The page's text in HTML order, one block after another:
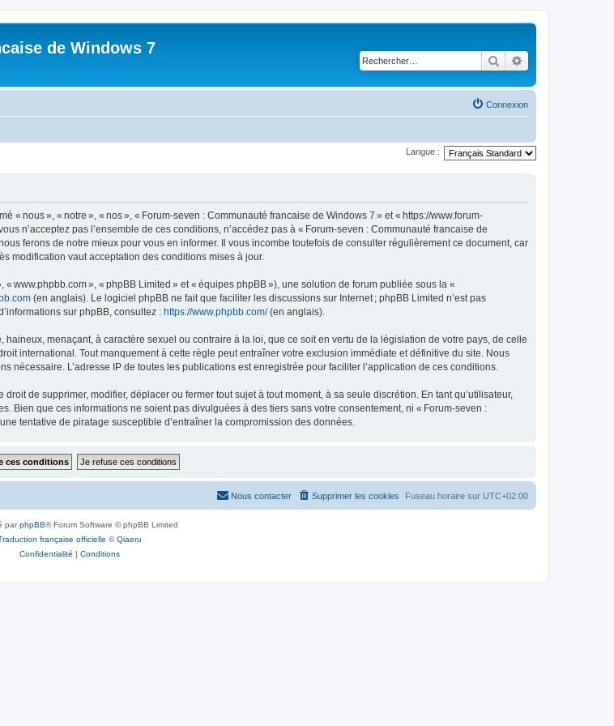
de Windows 7
Rechercher
Connexion
Langue :
« nous », « notre », « nos », « Forum-seven : Communauté francaise de Windows 7 » et « https://www.forum-
n’acceptez pas l’ensemble de ces conditions, n’accédez pas à « Forum-seven : Communauté francaise de
ferons de notre mieux pour vous en informer. Il vous incombe toutefois de consulter régulièrement ce document, car
modification vaut acceptation des conditions mises à jour.
www.phpbb.com », « phpBB Limited » et « équipes phpBB »), une solution de forum publiée sous la «
(en anglais). Le logiciel phpBB ne fait que faciliter les discussions sur Internet ; phpBB Limited n’est pas
sur phpBB, consultez : https://www.phpbb.com/(en anglais).
menaçant, à caractère sexuel ou contraire à la loi, que ce soit en vertu de la législation de votre pays, de celle
international. Tout manquement à cette règle peut entraîner votre exclusion immédiate et définitive du site. Nous
nécessaire. L’adresse IP de toutes les publications est enregistrée pour faciliter l’application de ces conditions.
de supprimer, modifier, déplacer ou fermer tout sujet à tout moment, à sa seule discrétion. En tant qu’utilisateur,
Bien que ces informations ne soient pas divulguées à des tiers sans votre consentement, ni « Forum-seven :
tentative de piratage susceptible d’entraîner la compromission des données.
Fuseau horaire sur UTC+02:00
Supprimer les cookies
Nous contacter
parphpBB® Forum Software © phpBB Limited
française officielle ©Qiaeru
Confidentialité | Conditions